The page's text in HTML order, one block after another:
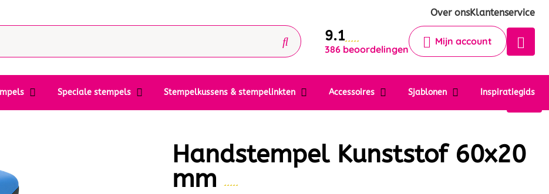
Over onsKlantenservice
9.1
386 beoordelingen
Mijn account
Speciale stempels Stempelkussens & stempelinkten Accessoires Sjablonen Inspiratiegids
Krijg een antwoord op uw vraag
Chat 24/7 met onze chatbot voor
Contact
Handstempel Kunststof 60x20
mm